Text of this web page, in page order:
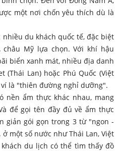
một nơi chốn yêu thích dù là
du khách quốc tế, đặc biệt
Mỹ lựa chọn. Với khí hậu
biển xanh mát, nhiều địa danh
(Thái Lan) hoặc Phú Quốc (Việt
là "thiên đường nghỉ dưỡng".
nền ẩm thực khác nhau, mang
để gọi tên đầy đủ về ẩm thực
giản gói gọn trong 3 từ "ngon -
một số nước như Thái Lan, Việt
khách du lịch có thể tìm thấy đồ